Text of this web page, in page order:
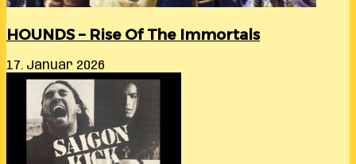
HOUNDS – Rise Of The Immortals
17. Januar 2026